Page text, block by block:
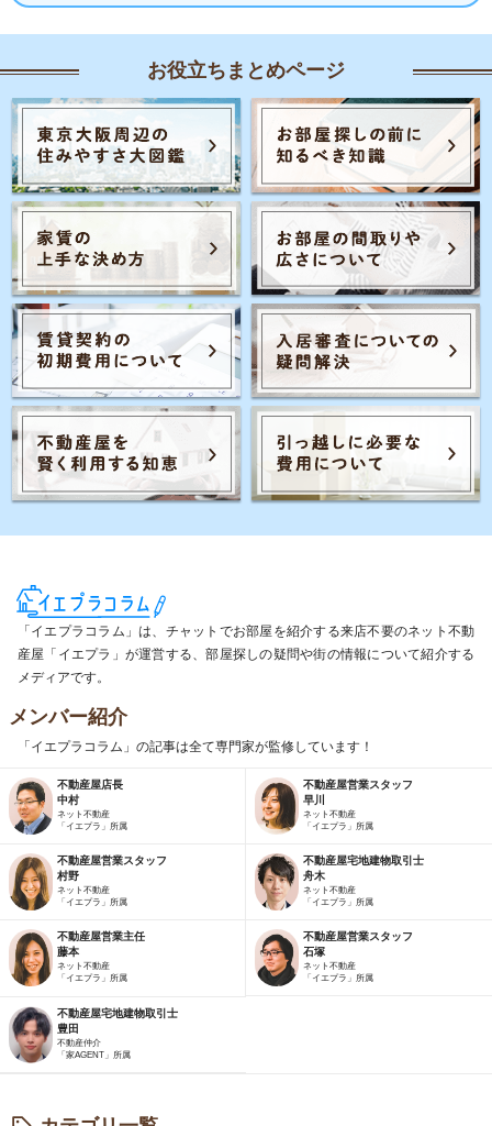
Posts navigation
お役立ちまとめページ
「イエプラコラム」は、チャットでお部屋を紹介する来店不要のネット不動
産屋「イエプラ」が運営する、部屋探しの疑問や街の情報について紹介する
メディアです。
メンバー紹介
「イエプラコラム」の記事は全て専門家が監修しています！
不動産屋店長
中村
ネット不動産
「イエプラ」所属
不動産屋営業スタッフ
早川
ネット不動産
「イエプラ」所属
不動産屋営業スタッフ
村野
ネット不動産
「イエプラ」所属
不動産屋宅地建物取引士
舟木
ネット不動産
「イエプラ」所属
不動産屋営業主任
藤本
ネット不動産
「イエプラ」所属
不動産屋営業スタッフ
石塚
ネット不動産
「イエプラ」所属
不動産屋宅地建物取引士
豊田
不動産仲介
「家AGENT」所属